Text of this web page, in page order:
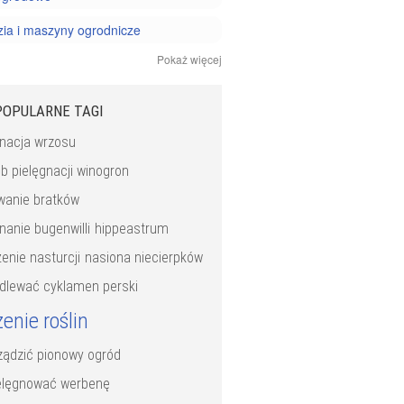
i maszyny ogrodnicze
ogrodu
i chwasty
kwiatów
owoców
ziół i warzyw
Pokaż więcej
TAGI
wrzosu
pielęgnacji winogron
bratków
bugenwilli hippeastrum
nasturcji nasiona niecierpków
cyklamen perski
roślin
pionowy ogród
werbenę